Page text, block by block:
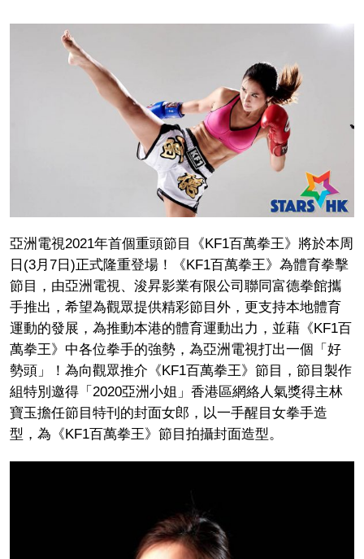
亞洲電視2021年首個重頭節目《KF1百萬拳王》將於本周
日(3月7日)正式隆重登場！《KF1百萬拳王》為體育拳擊
節目，由亞洲電視、浚昇影業有限公司聯同富德拳館攜
手推出，希望為觀眾提供精彩節目外，更支持本地體育
運動的發展，為推動本港的體育運動出力，並藉《KF1百
萬拳王》中各位拳手的強勢，為亞洲電視打出一個「好
勢頭」！為向觀眾推介《KF1百萬拳王》節目，節目製作
組特別邀得「2020亞洲小姐」香港區網絡人氣獎得主林
寶玉擔任節目特刊的封面女郎，以一手醒目女拳手造
型，為《KF1百萬拳王》節目拍攝封面造型。